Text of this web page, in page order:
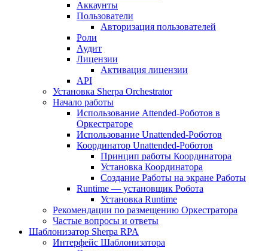
Аккаунты
Пользователи
Авторизация пользователей
Роли
Аудит
Лицензии
Активация лицензии
API
Установка Sherpa Orchestrator
Начало работы
Использование Attended-Роботов в
Оркестраторе
Использование Unattended-Роботов
Координатор Unattended-Роботов
Принцип работы Координатора
Установка Координатора
Создание Работы на экране Работы
Runtime — установщик Робота
Установка Runtime
Рекомендации по размещению Оркестратора
Частые вопросы и ответы
Шаблонизатор Sherpa RPA
Интерфейс Шаблонизатора